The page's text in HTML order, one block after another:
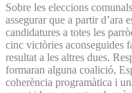
Sobre les eleccions
assegurar que a partir d’ara
candidatures a totes les
cinc victòries aconseguides
resultat a les altres dues.
formaran alguna coalició,
coherència programàtica i